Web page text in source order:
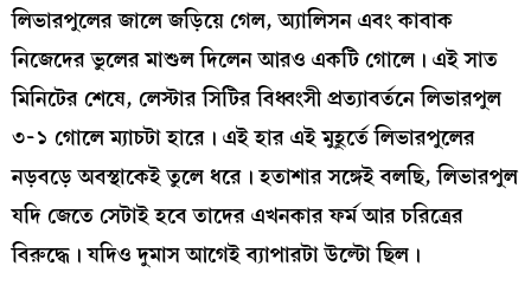
লিভারপুলের জালে জড়িয়ে গেল, অ্যালিসন এবং কাবাক
নিজেদের ভুলের মাশুল দিলেন আরও একটি গোলে। এই সাত
মিনিটের শেষে, লেস্টার সিটির বিধ্বংসী প্রত্যাবর্তনে লিভারপুল
৩-১ গোলে ম্যাচটা হারে। এই হার এই মুহূর্তে লিভারপুলের
নড়বড়ে অবস্থাকেই তুলে ধরে। হতাশার সঙ্গেই বলছি, লিভারপুল
যদি জেতে সেটাই হবে তাদের এখনকার ফর্ম আর চরিত্রের
বিরুদ্ধে। যদিও দুমাস আগেই ব্যাপারটা উল্টো ছিল।